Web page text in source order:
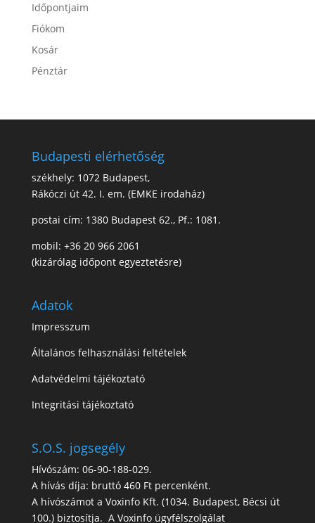
Időpontjaim
Fiókom
Kosár
Pénztár
Budapesti elérhetőség
székhely: 1072 Budapest,
Rákóczi út 42. I. em. (EMKE irodaház)
postai cím: 1380 Budapest 62., Pf.: 1081.
mobil: +36 20 966 2061
(kizárólag időpont egyeztetésre)
Adatok
Impresszum
Általános felhasználási feltételek
Adatvédelmi tájékoztató
Integritási tájékoztató
S.O.S. jogsegély
Hívószám: 06-90-188-029.
A hívás díja: bruttó 460 Ft percenként.
A hívószámot a Voxinfo Kft. (1034. Budapest, Bécsi út
100.) biztosítja. A Voxinfo ügyfélszolgálat